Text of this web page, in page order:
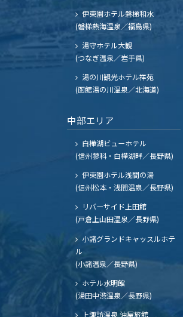
伊東園ホテル磐梯和水
(磐梯熱海温泉／福島県)
湯守ホテル大観
(つなぎ温泉／岩手県)
湯の川観光ホテル祥苑
(函館湯の川温泉／北海道)
中部エリア
白樺湖ビューホテル
(信州蓼科・白樺湖畔／長野県)
伊東園ホテル浅間の湯
(信州松本・浅間温泉／長野県)
リバーサイド上田館
(戸倉上山田温泉／長野県)
小諸グランドキャッスルホテ
ル
(小諸温泉／長野県)
ホテル水明館
(湯田中渋温泉／長野県)
上諏訪温泉 油屋旅館